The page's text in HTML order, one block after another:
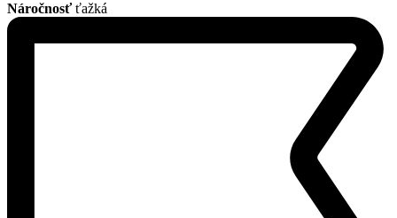
Náročnosť ťažká